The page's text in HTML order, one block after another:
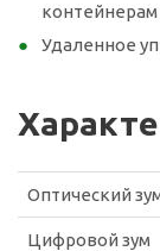
контейнерам
Удаленное
Оптический
Цифровой зум